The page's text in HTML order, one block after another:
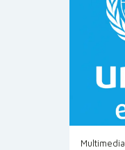
Multimedia